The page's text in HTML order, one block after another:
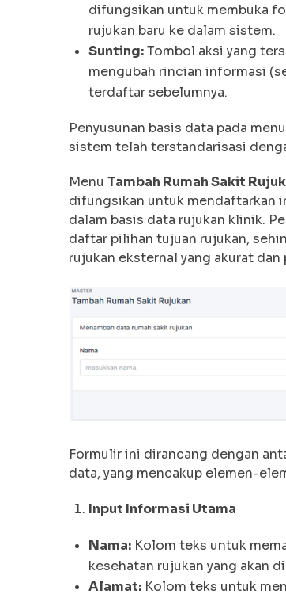
difungsikan untuk membuka
rujukan baru ke dalam sistem.
Sunting:Tombol aksi yang
mengubah rincian informasi
terdaftar sebelumnya.
Penyusunan basis data pada
sistem telah terstandarisasi
Menu Tambah Rumah Sakit
difungsikan untuk mendaftarkan
dalam basis data rujukan klinik.
daftar pilihan tujuan rujukan,
rujukan eksternal yang akurat
Formulir ini dirancang dengan
data, yang mencakup elemen-
Input Informasi Utama
Nama: Kolom teks untuk
kesehatan rujukan yang akan
Alamat: Kolom teks untuk